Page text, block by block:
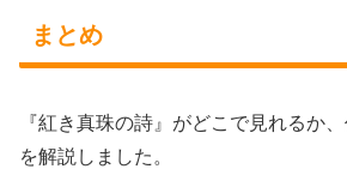
まとめ
『紅き真珠の詩』がどこで見れるか
を解説しました。